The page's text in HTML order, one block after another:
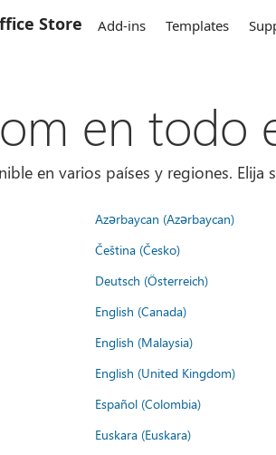
Store Add-ins Templates
en todo
en varios países y regiones. Elija
Azərbaycan (Azərbaycan)
Čeština (Česko)
Deutsch (Österreich)
English (Canada)
English (Malaysia)
English (United Kingdom)
Español (Colombia)
Euskara (Euskara)